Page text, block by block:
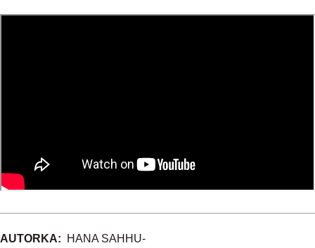
AUTORKA: HANA SAHHU-